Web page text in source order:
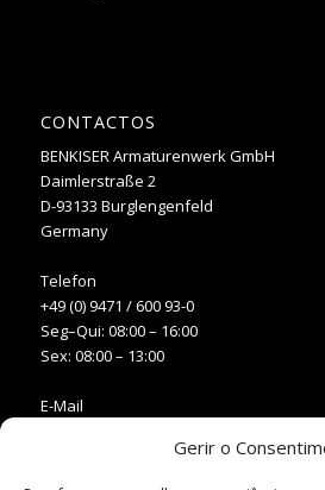
Gerir o
CONTACTOS
BENKISER Armaturenwerk GmbH
Daimlerstraße 2
D-93133 Burglengenfeld
Germany
Telefon
+49 (0) 9471 / 600 93-0
Seg–Qui: 08:00 – 16:00
Sex: 08:00 – 13:00
E-Mail